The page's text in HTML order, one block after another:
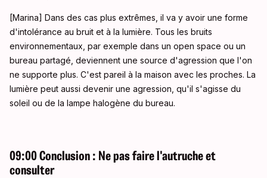
[Marina] Dans des cas plus extrêmes, il va y avoir une forme
d'intolérance au bruit et à la lumière. Tous les bruits
environnementaux, par exemple dans un open space ou un
bureau partagé, deviennent une source d'agression que l'on
ne supporte plus. C'est pareil à la maison avec les proches. La
lumière peut aussi devenir une agression, qu'il s'agisse du
soleil ou de la lampe halogène du bureau.
09:00 Conclusion : Ne pas faire l'autruche et
consulter